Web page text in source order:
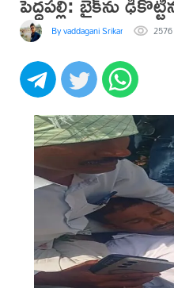
By vaddagani Srikanth 2576